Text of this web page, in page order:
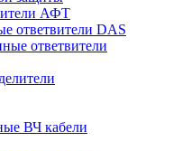
АФТ
ответвители DAS
ответвители
ВЧ кабели